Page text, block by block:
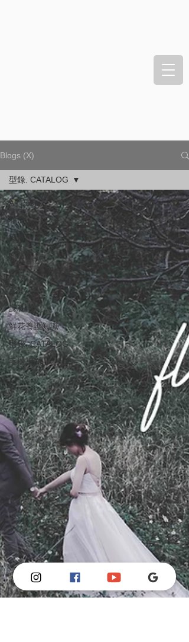
Blogs (X)
All Posts
花店
疫情
婚禮
節日
影片
課程
鮮花養護知識
型錄. CATALOG
手機桌布
型錄. CATALOG